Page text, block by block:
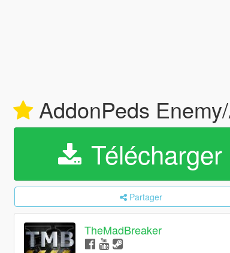
AddonPeds
Télécharger
Partager
TheMadBreaker